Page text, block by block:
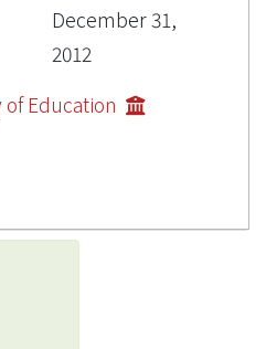
December 31,
2012
Education